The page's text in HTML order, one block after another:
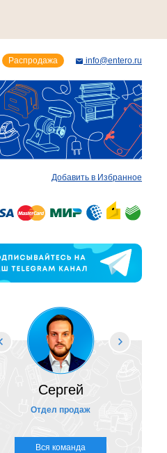
Добавить в Избранное
Сергей
Отдел продаж
Вся команда
Распродажа info@entero.ru